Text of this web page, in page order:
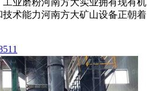
术能力河南方大矿山设备正朝着